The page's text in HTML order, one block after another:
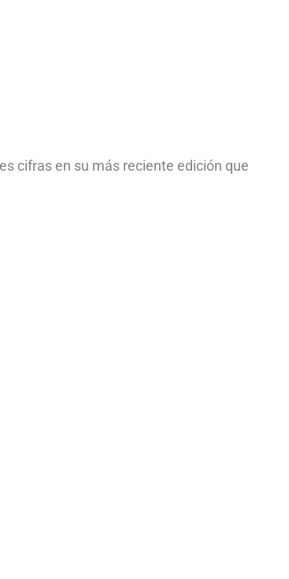
cifras en su más reciente edición que